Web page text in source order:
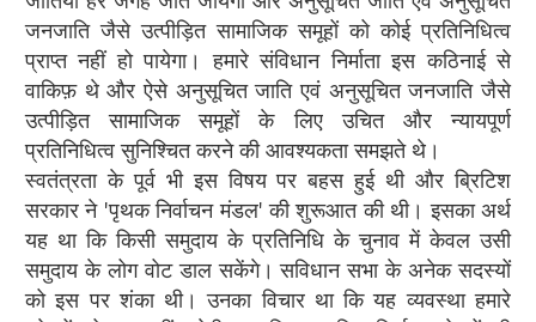
जनजाति जैसे उत्पीड़ित सामाजिक समूहों को कोई प्रतिनिधित्व
प्राप्त नहीं हो पायेगा। हमारे संविधान निर्माता इस कठिनाई से
वाकिफ़ थे और ऐसे अनुसूचित जाति एवं अनुसूचित जनजाति जैसे
उत्पीड़ित सामाजिक समूहों के लिए उचित और न्यायपूर्ण
प्रतिनिधित्व सुनिश्चित करने की आवश्यकता समझते थे।
स्वतंत्रता के पूर्व भी इस विषय पर बहस हुई थी और ब्रिटिश
सरकार ने 'पृथक निर्वाचन मंडल' की शुरूआत की थी। इसका अर्थ
यह था कि किसी समुदाय के प्रतिनिधि के चुनाव में केवल उसी
समुदाय के लोग वोट डाल सकेंगे। सविधान सभा के अनेक सदस्यों
को इस पर शंका थी। उनका विचार था कि यह व्यवस्था हमारे